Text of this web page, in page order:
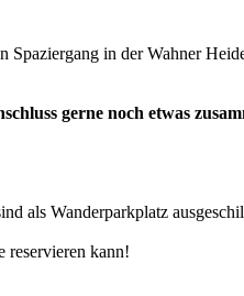
in der Wahner
gerne noch etwas
als Wanderparkplatz
reservieren kann!